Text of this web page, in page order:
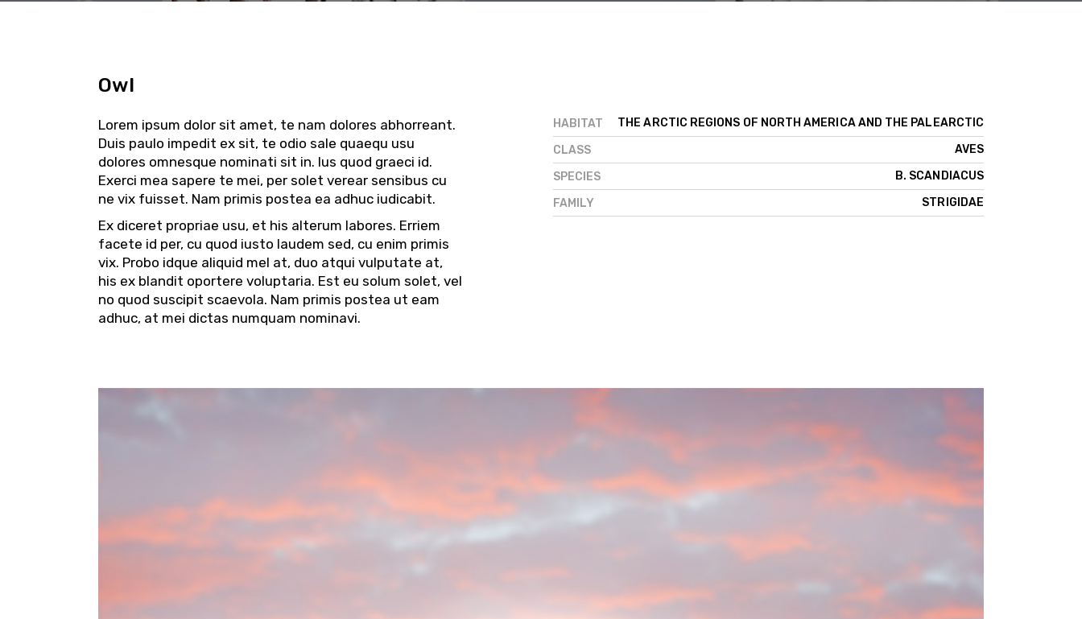
Owl
Lorem ipsum dolor sit amet, te nam dolores abhorreant.
Duis paulo impedit ex sit, te odio sale quaequ usu
dolores omnesque nominati sit in. Ius quod graeci id.
Exerci mea sapere te mei, per solet verear sensibus cu
ne vix fuisset. Nam primis postea ea adhuc iudicabit.
Ex diceret propriae usu, et his alterum labores. Erriem
facete id per, cu quod iusto laudem sed, cu enim primis
vix. Probo idque aliquid mel at, duo atqui vulputate at,
his ex blandit oportere voluptaria. Est eu solum solet, vel
no quod suscipit scaevola. Nam primis postea ut eam
adhuc, at mei dictas numquam nominavi.
HABITAT
THE ARCTIC REGIONS OF NORTH AMERICA AND THE PALEARCTIC
CLASS
AVES
SPECIES
B. SCANDIACUS
FAMILY
STRIGIDAE